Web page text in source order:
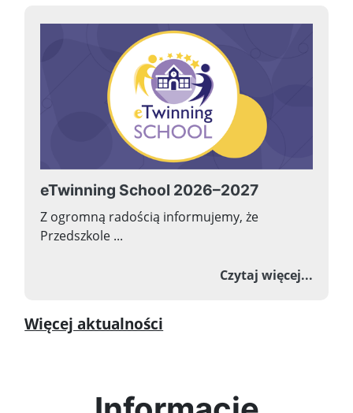
eTwinning School 2026–2027
Z ogromną radością informujemy, że
Przedszkole ...
Czytaj więcej...o
Więcej aktualności